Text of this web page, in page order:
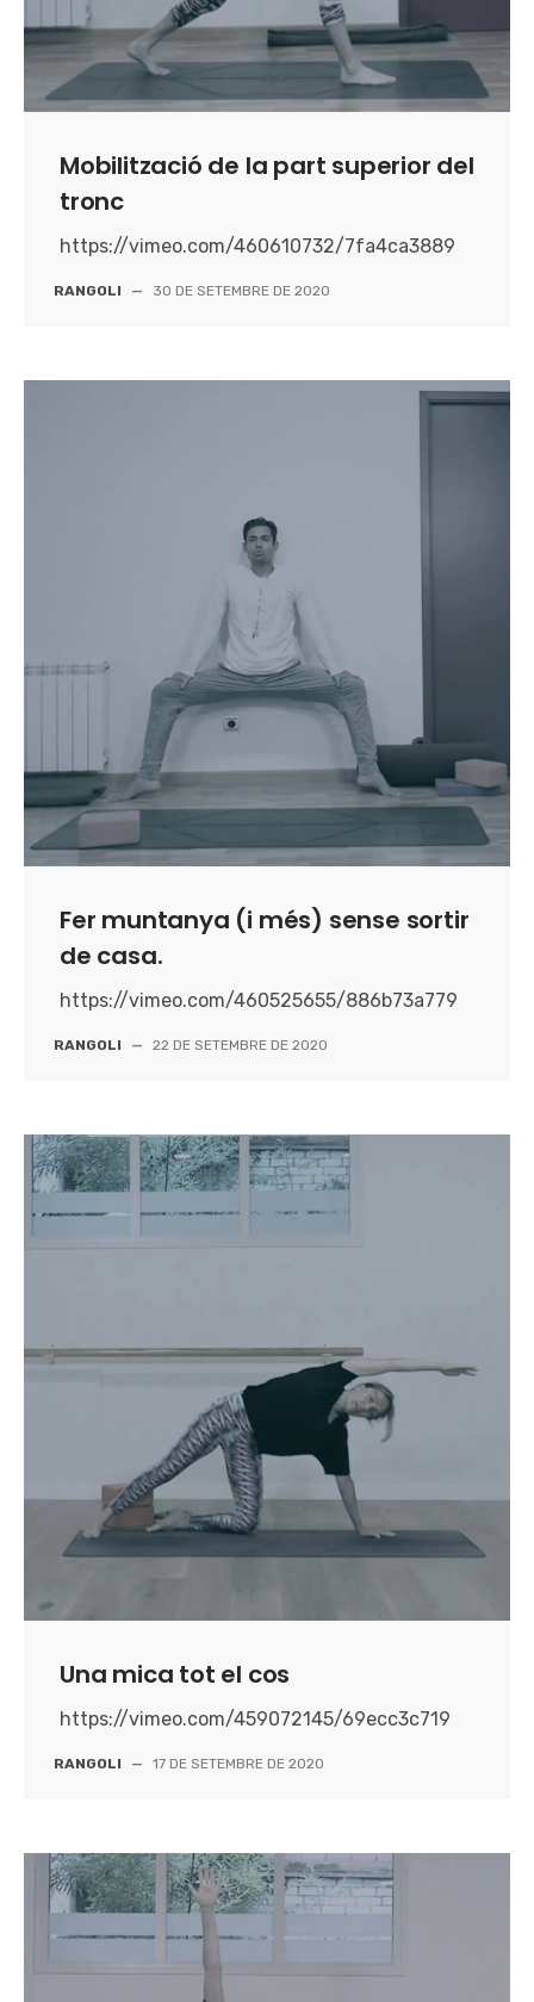
Mobilització de la part superior del
tronc
https://vimeo.com/460610732/7fa4ca3889
RANGOLI — 30 DE SETEMBRE DE 2020
Fer muntanya (i més) sense sortir
de casa.
https://vimeo.com/460525655/886b73a779
RANGOLI — 22 DE SETEMBRE DE 2020
Una mica tot el cos
https://vimeo.com/459072145/69ecc3c719
RANGOLI — 17 DE SETEMBRE DE 2020